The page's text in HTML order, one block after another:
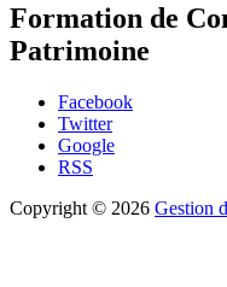
Formation de
Patrimoine
Facebook
Twitter
Google
RSS
Copyright © 2026 Gestion